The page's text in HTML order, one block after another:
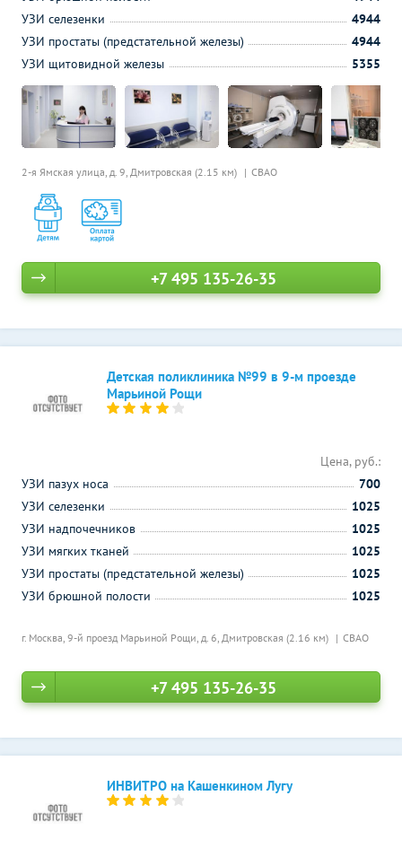
2-я Ямская улица, д. 9, Дмитровская (2.15 км) СВАО
УЗИ селезенки
4944
УЗИ простаты (предстательной железы)
4944
УЗИ щитовидной железы
5355
+7 495 135-26-35
Детская поликлиника №99 в 9-м проезде
Марьиной Рощи
г. Москва, 9-й проезд Марьиной Рощи, д. 6, Дмитровская (2.16 км) СВАО
Цена, руб.:
УЗИ пазух носа
700
УЗИ селезенки
1025
УЗИ надпочечников
1025
УЗИ мягких тканей
1025
УЗИ простаты (предстательной железы)
1025
УЗИ брюшной полости
1025
+7 495 135-26-35
ИНВИТРО на Кашенкином Лугу